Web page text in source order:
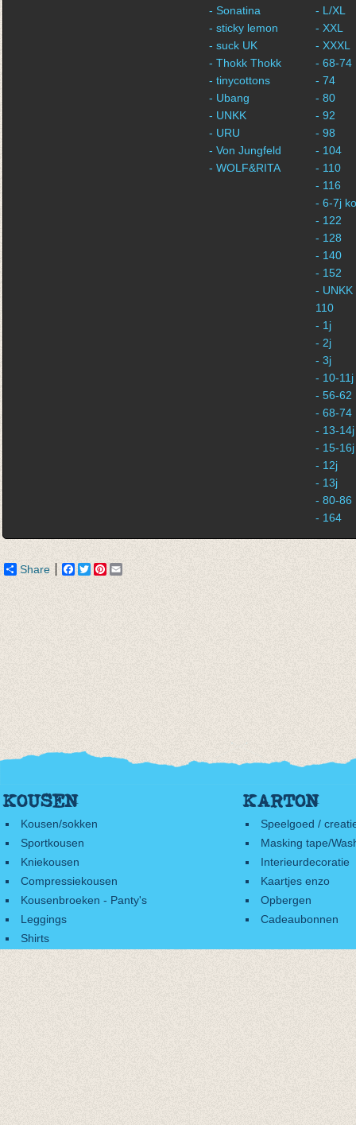
- Sonatina
- sticky lemon
- suck UK
- Thokk Thokk
- tinycottons
- Ubang
- UNKK
- URU
- Von Jungfeld
- WOLF&RITA
- L/XL
- XXL
- XXXL
- 68-74
- 74
- 80
- 92
- 98
- 104
- 110
- 116
- 6-7j
- 122
- 128
- 140
- 152
-
110
- 1j
- 2j
- 3j
- 10-11j
- 56-62
- 68-74
- 13-14j
- 15-16j
- 12j
- 13j
- 80-86
- 164
Share Facebook
TwitterPinterest
KOUSEN
Kousen/sokken
Sportkousen
Kniekousen
Compressiekousen
Kousenbroeken - Panty's
Leggings
Shirts
KARTON
Speelgoed /
Masking tape/
Interieurdecoratie
Kaartjes enzo
Opbergen
Cadeaubonnen